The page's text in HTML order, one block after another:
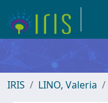
IRIS LINO, Valeria